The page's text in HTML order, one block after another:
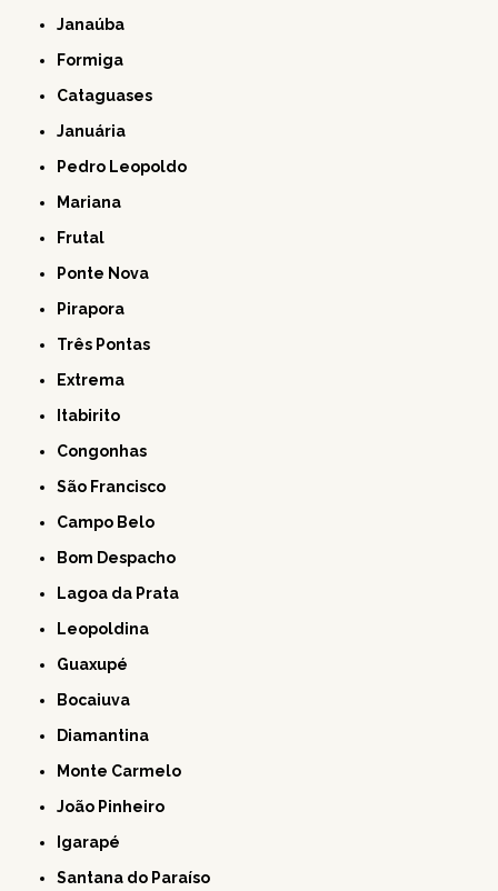
Janaúba
Formiga
Cataguases
Januária
Pedro Leopoldo
Mariana
Frutal
Ponte Nova
Pirapora
Três Pontas
Extrema
Itabirito
Congonhas
São Francisco
Campo Belo
Bom Despacho
Lagoa da Prata
Leopoldina
Guaxupé
Bocaiuva
Diamantina
Monte Carmelo
João Pinheiro
Igarapé
Santana do Paraíso